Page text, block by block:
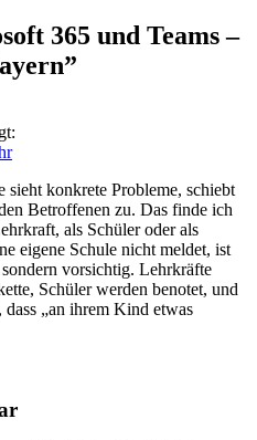
365 und Teams –
”
sieht konkrete Probleme, schiebt
Betroffenen zu. Das finde ich
als Schüler oder als
eigene Schule nicht meldet, ist
vorsichtig. Lehrkräfte
Schüler werden benotet, und
„an ihrem Kind etwas